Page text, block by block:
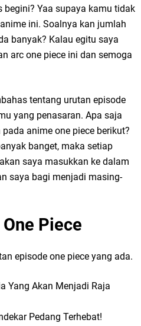
Yaa supaya kamu tidak
ini. Soalnya kan jumlah
banyak? Kalau egitu saya
arc one piece ini dan semoga
tentang urutan episode
yang penasaran. Apa saja
anime one piece berikut?
banget, maka setiap
saya masukkan ke dalam
saya bagi menjadi masing-
Piece
episode one piece yang ada.
Yang Akan Menjadi Raja
Pedang Terhebat!